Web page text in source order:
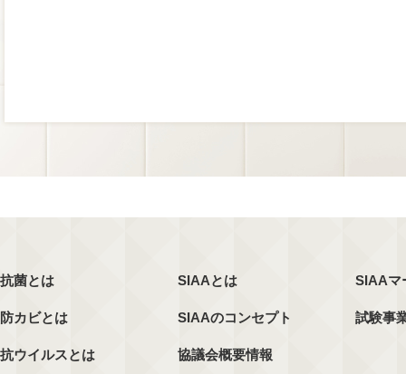
抗菌とは
防カビとは
抗ウイルスとは
SIAAとは
SIAAのコンセプト
協議会概要情報
SIAAマ
試験事